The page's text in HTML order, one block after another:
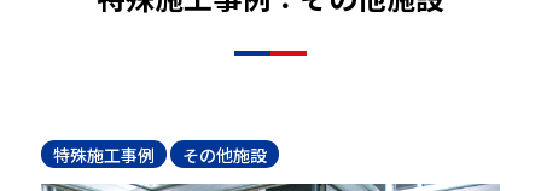
特殊施工事例 その他施設